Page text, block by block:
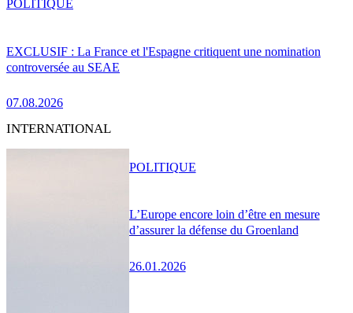
EXCLUSIF : La France et l'Espagne critiquent une nomination
controversée au SEAE
07.08.2026
POLITIQUE
INTERNATIONAL
L’Europe encore loin d’être en mesure
d’assurer la défense du Groenland
26.01.2026
POLITIQUE